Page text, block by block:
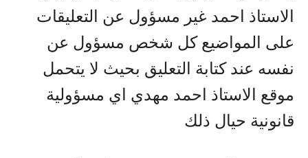
الاستاذ احمد غير مسؤول عن التعليقات
على المواضيع كل شخص مسؤول عن
نفسه عند كتابة التعليق بحيث لا يتحمل
موقع الاستاذ احمد مهدي اي مسؤولية
قانونية حيال ذلك